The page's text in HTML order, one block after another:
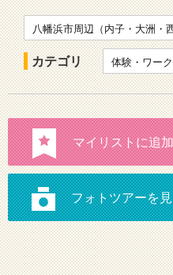
八幡浜市周辺（内子・大洲・
カテゴリ 体験・ワー